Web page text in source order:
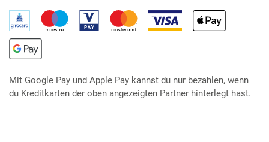
Mit Google Pay und Apple Pay kannst du nur bezahlen, wenn
du Kreditkarten der oben angezeigten Partner hinterlegt hast.